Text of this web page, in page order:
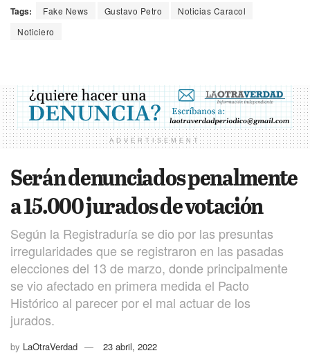
Tags: Fake News Gustavo Petro
Noticias Caracol
Noticiero
ADVERTISEMENT
Serán denunciados penalmente
a 15.000 jurados de votación
Según la Registraduría se dio por las presuntas
irregularidades que se registraron en las pasadas
elecciones del 13 de marzo, donde principalmente
se vio afectado en primera medida el Pacto
Histórico al parecer por el mal actuar de los
jurados.
by LaOtraVerdad 23 abril, 2022